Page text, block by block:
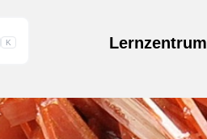
K Lernzentrum